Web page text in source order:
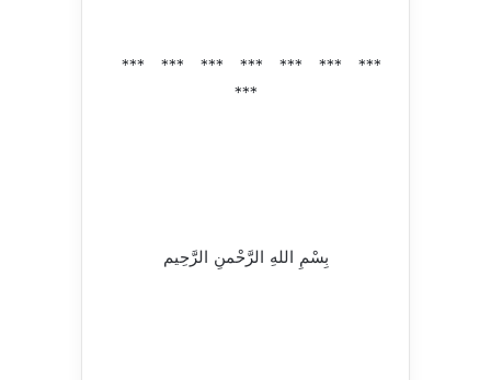
*** *** *** *** *** *** ***
***
بِسْمِ اللهِ الرَّحْمنِ الرَّحِيم